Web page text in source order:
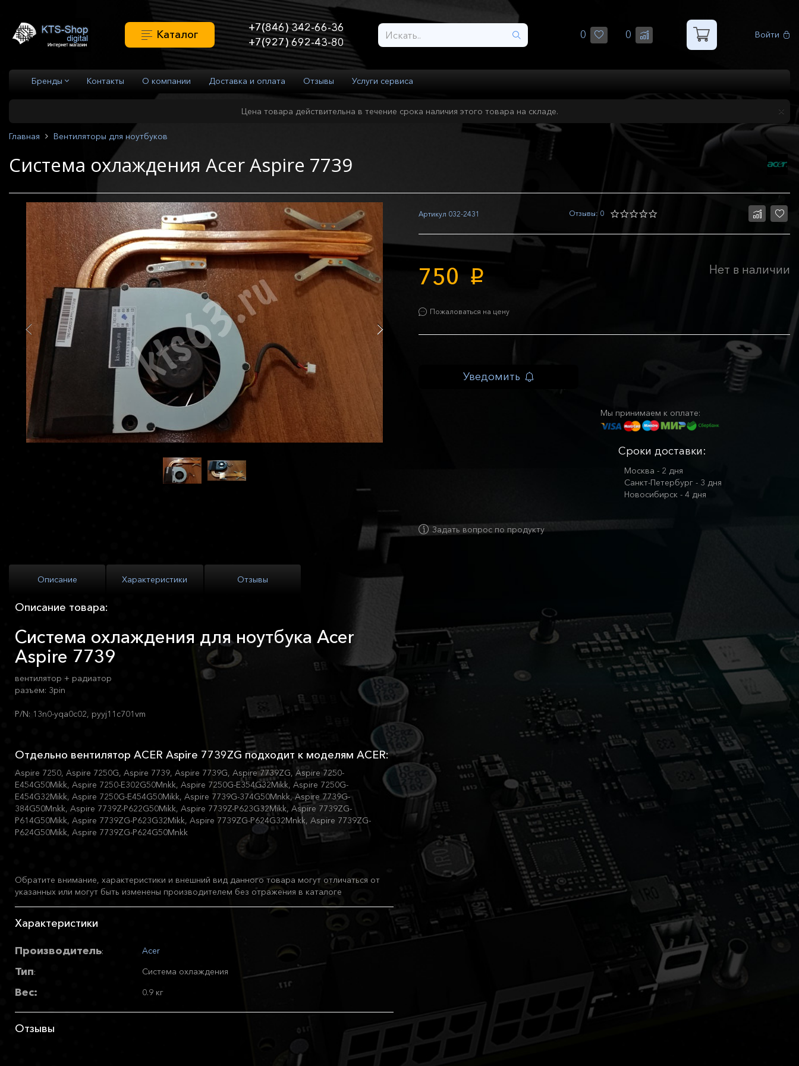
Каталог
+7(846) 342-66-36
+7(927) 692-43-80
0 0 Войти
Бренды Контакты О компании Доставка и оплата Отзывы Услуги сервиса
Цена товара действительна в течение срока наличия этого товара на складе.
Главная Вентиляторы для ноутбуков
Система охлаждения Acer Aspire 7739
Артикул 032-2431 Отзывы: 0
750 p
Пожаловаться на цену
Нет в наличии
Уведомить
Мы принимаем к оплате:
Сроки доставки:
Москва - 2 дня
Санкт-Петербург - 3 дня
Новосибирск - 4 дня
Задать вопрос по продукту
Описание Характеристики Отзывы
Описание товара:
Система охлаждения для ноутбука Acer
Aspire 7739
вентилятор + радиатор
разъем: 3pin
P/N: 13n0-yqa0c02, pyyj11c701vm
Отдельно вентилятор ACER Aspire 7739ZG подходит к моделям ACER:
Aspire 7250, Aspire 7250G, Aspire 7739, Aspire 7739G, Aspire 7739ZG, Aspire 7250-
E454G50Mikk, Aspire 7250-E302G50Mnkk, Aspire 7250G-E354G32Mikk, Aspire 7250G-
E454G32Mikk, Aspire 7250G-E454G50Mikk, Aspire 7739G-374G50Mnkk, Aspire 7739G-
384G50Mnkk, Aspire 7739Z-P622G50Mikk, Aspire 7739Z-P623G32Mikk, Aspire 7739ZG-
P614G50Mikk, Aspire 7739ZG-P623G32Mikk, Aspire 7739ZG-P624G32Mnkk, Aspire 7739ZG-
P624G50Mikk, Aspire 7739ZG-P624G50Mnkk
Обратите внимание, характеристики и внешний вид данного товара могут отличаться от
указанных или могут быть изменены производителем без отражения в каталоге
Характеристики
Производитель: Acer
Тип: Система охлаждения
Вес: 0.9 кг
Отзывы